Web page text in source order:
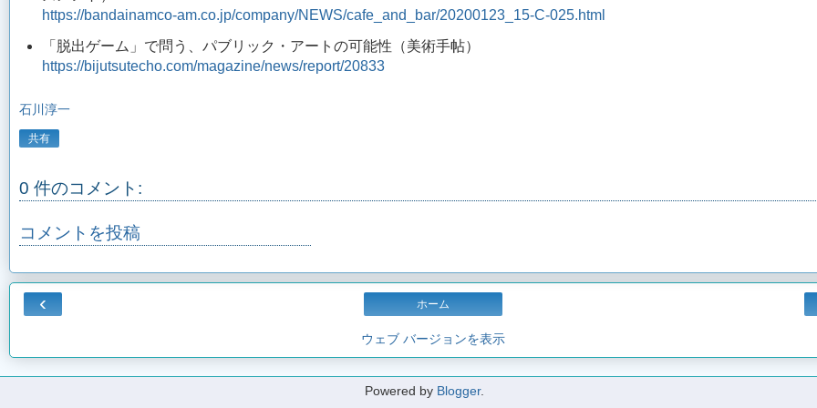
https://bandainamco-am.co.jp/company/NEWS/cafe_and_bar/20200123_15-C-025.html
「脱出ゲーム」で問う、パブリック・アートの可能性（美術手帖）
https://bijutsutecho.com/magazine/news/report/20833
石川淳一
共有
0 件のコメント:
コメントを投稿
‹ ホーム
ウェブ バージョンを表示
Powered by Blogger.